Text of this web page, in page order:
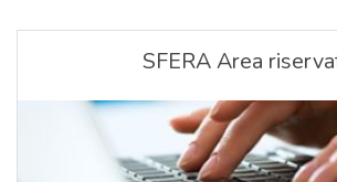
SFERA Area